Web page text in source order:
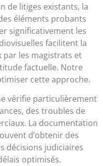
de litiges existants, la
éléments probants
significativement les
facilitent la
par les magistrats et
factuelle. Notre
cette approche.
vérifie particulièrement
des troubles de
La documentation
d’obtenir des
décisions judiciaires
optimisés.